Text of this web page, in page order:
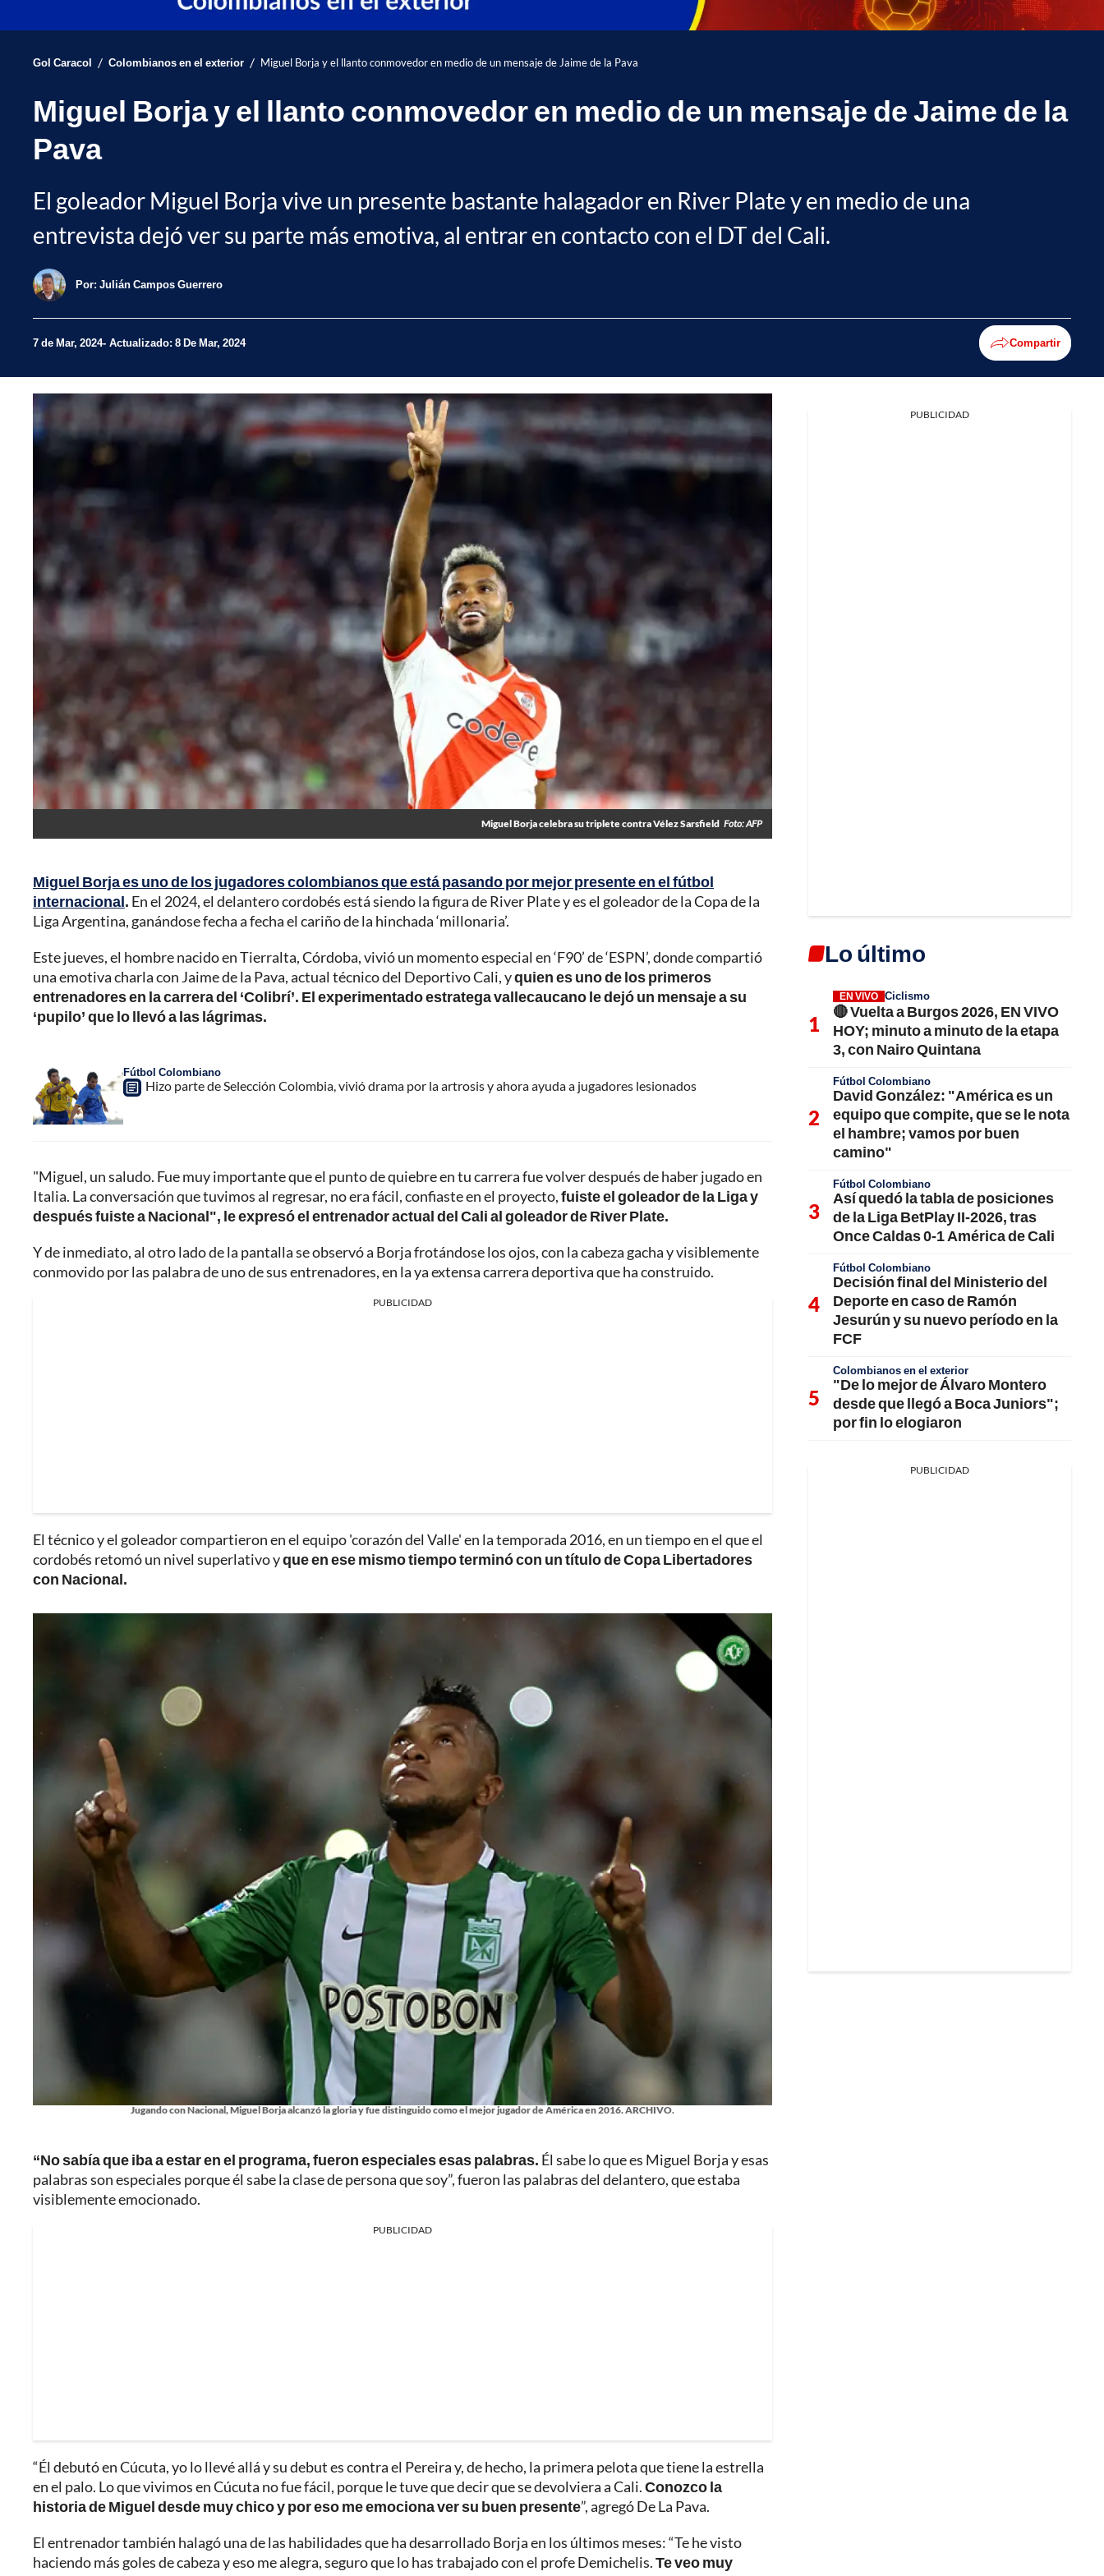
Gol Caracol / Colombianos en el exterior / Miguel Borja y el llanto conmovedor en medio de un mensaje de Jaime de la Pava
Miguel Borja y el llanto conmovedor en medio de un mensaje de Jaime de la
Pava
El goleador Miguel Borja vive un presente bastante halagador en River Plate y en medio de una
entrevista dejó ver su parte más emotiva, al entrar en contacto con el DT del Cali.
Por: Julián Campos Guerrero
7 de Mar, 2024 Actualizado: 8 De Mar, 2024 Compartir
Miguel Borja celebra su triplete contra Vélez Sarsfield Foto: AFP
Miguel Borja es uno de los jugadores colombianos que está pasando por mejor presente en el fútbol
internacional. En el 2024, el delantero cordobés está siendo la figura de River Plate y es el goleador de la Copa de la
Liga Argentina, ganándose fecha a fecha el cariño de la hinchada ‘millonaria’.
Este jueves, el hombre nacido en Tierralta, Córdoba, vivió un momento especial en ‘F90’ de ‘ESPN’, donde compartió
una emotiva charla con Jaime de la Pava, actual técnico del Deportivo Cali, yquien es uno de los primeros
entrenadores en la carrera del ‘Colibrí’. El experimentado estratega vallecaucano le dejó un mensaje a su
‘pupilo’ que lo llevó a las lágrimas.
Fútbol Colombiano
Hizo parte de Selección Colombia, vivió drama por la artrosis y ahora ayuda a jugadores lesionados
"Miguel, un saludo. Fue muy importante que el punto de quiebre en tu carrera fue volver después de haber jugado en
Italia. La conversación que tuvimos al regresar, no era fácil, confiaste en el proyecto,fuiste el goleador de la Liga y
después fuiste a Nacional", le expresó el entrenador actual del Cali al goleador de River Plate.
Y de inmediato, al otro lado de la pantalla se observó a Borja frotándose los ojos, con la cabeza gacha y visiblemente
conmovido por las palabra de uno de sus entrenadores, en la ya extensa carrera deportiva que ha construido.
PUBLICIDAD
El técnico y el goleador compartieron en el equipo 'corazón del Valle' en la temporada 2016, en un tiempo en el que el
cordobés retomó un nivel superlativo yque en ese mismo tiempo terminó con un título de Copa Libertadores
con Nacional.
Jugando con Nacional, Miguel Borja alcanzó la gloria y fue distinguido como el mejor jugador de América en 2016. ARCHIVO.
“No sabía que iba a estar en el programa, fueron especiales esas palabras. Él sabe lo que es Miguel Borja y esas
palabras son especiales porque él sabe la clase de persona que soy”, fueron las palabras del delantero, que estaba
visiblemente emocionado.
PUBLICIDAD
“Él debutó en Cúcuta, yo lo llevé allá y su debut es contra el Pereira y, de hecho, la primera pelota que tiene la estrella
en el palo. Lo que vivimos en Cúcuta no fue fácil, porque le tuve que decir que se devolviera a Cali.Conozco la
historia de Miguel desde muy chico y por eso me emociona ver su buen presente”, agregó De La Pava.
El entrenador también halagó una de las habilidades que ha desarrollado Borja en los últimos meses: “Te he visto
haciendo más goles de cabeza y eso me alegra, seguro que lo has trabajado con el profe Demichelis.Te veo muy
PUBLICIDAD
Lo último
EN VIVO Ciclismo
🔴 Vuelta a Burgos 2026, EN VIVO
HOY; minuto a minuto de la etapa
3, con Nairo Quintana
Fútbol Colombiano
David González: "América es un
equipo que compite, que se le nota
el hambre; vamos por buen
camino"
Fútbol Colombiano
Así quedó la tabla de posiciones
de la Liga BetPlay II-2026, tras
Once Caldas 0-1 América de Cali
Fútbol Colombiano
Decisión final del Ministerio del
Deporte en caso de Ramón
Jesurún y su nuevo período en la
FCF
Colombianos en el exterior
"De lo mejor de Álvaro Montero
desde que llegó a Boca Juniors";
por fin lo elogiaron
PUBLICIDAD